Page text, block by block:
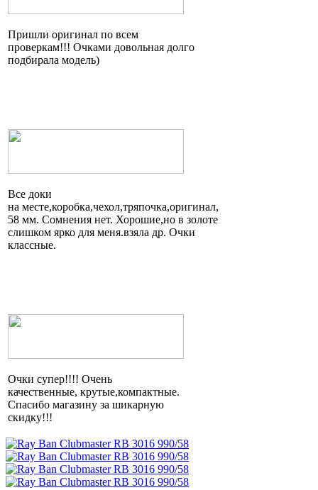
Пришли оригинал по всем
проверкам!!! Очками довольная долго
подбирала модель)
Все доки
на месте,коробка,чехол,тряпочка,оригинал,
58 мм. Сомнения нет. Хорошие,но в золоте
слишком ярко для меня.взяла др. Очки
классные.
Очки супер!!!! Очень
качественные, крутые,компактные.
Спасибо магазину за шикарную
скидку!!!